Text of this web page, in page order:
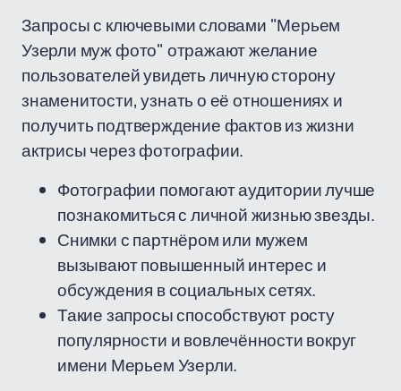
Запросы с ключевыми словами "Мерьем
Узерли муж фото" отражают желание
пользователей увидеть личную сторону
знаменитости, узнать о её отношениях и
получить подтверждение фактов из жизни
актрисы через фотографии.
Фотографии помогают аудитории лучше
познакомиться с личной жизнью звезды.
Снимки с партнёром или мужем
вызывают повышенный интерес и
обсуждения в социальных сетях.
Такие запросы способствуют росту
популярности и вовлечённости вокруг
имени Мерьем Узерли.